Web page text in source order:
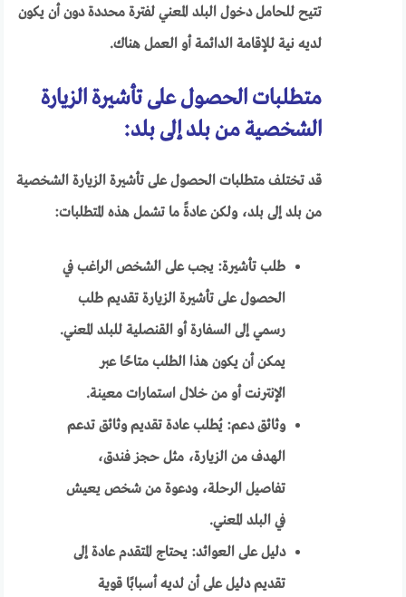
تتيح للحامل دخول البلد المعني لفترة محددة دون أن يكون
لديه نية للإقامة الدائمة أو العمل هناك.
متطلبات الحصول على تأشيرة الزيارة
الشخصية من بلد إلى بلد:
قد تختلف متطلبات الحصول على تأشيرة الزيارة الشخصية
من بلد إلى بلد، ولكن عادةً ما تشمل هذه المتطلبات:
طلب تأشيرة: يجب على الشخص الراغب في
الحصول على تأشيرة الزيارة تقديم طلب
رسمي إلى السفارة أو القنصلية للبلد المعني.
يمكن أن يكون هذا الطلب متاحًا عبر
الإنترنت أو من خلال استمارات معينة.
وثائق دعم: يُطلب عادة تقديم وثائق تدعم
الهدف من الزيارة، مثل حجز فندق،
تفاصيل الرحلة، ودعوة من شخص يعيش
في البلد المعني.
دليل على العوائد: يحتاج المتقدم عادة إلى
تقديم دليل على أن لديه أسبابًا قوية